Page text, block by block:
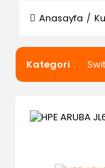
Anasayfa
Kategori